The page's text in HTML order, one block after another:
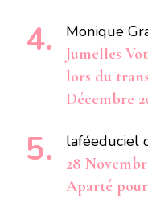
Monique
Jumelles
lors du
Décembre
laféeduciel
28
Aparté pour